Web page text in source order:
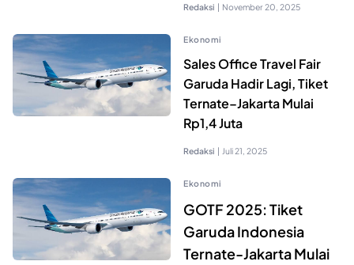
Redaksi | November 20, 2025
Ekonomi
Sales Office Travel Fair
Garuda Hadir Lagi, Tiket
Ternate–Jakarta Mulai
Rp1,4 Juta
Redaksi | Juli 21, 2025
Ekonomi
GOTF 2025: Tiket
Garuda Indonesia
Ternate-Jakarta Mulai